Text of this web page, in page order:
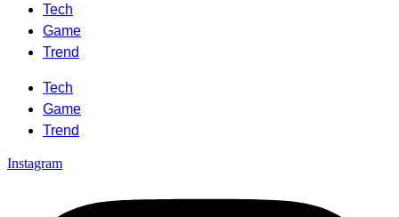
Tech
Game
Trend
Tech
Game
Trend
Instagram